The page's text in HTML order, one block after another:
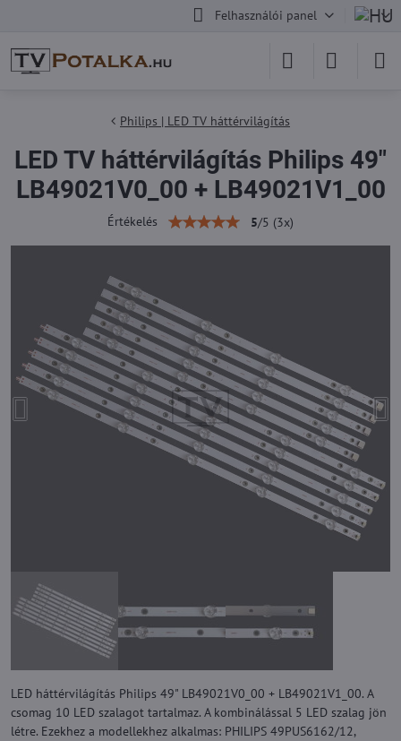
Felhasználói panel
Philips | LED TV háttérvilágítás
LED TV háttérvilágítás Philips 49"
LB49021V0_00 + LB49021V1_00
Értékelés 5/5 (3x)
LED háttérvilágítás Philips 49" LB49021V0_00 + LB49021V1_00. A
csomag 10 LED szalagot tartalmaz. A kombinálással 5 LED szalag jön
létre. Ezekhez a modellekhez alkalmas: PHILIPS 49PUS6162/12,